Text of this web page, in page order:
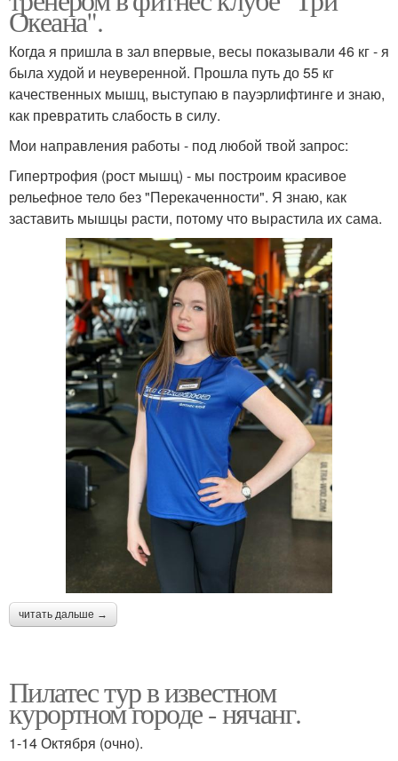
Океана".
Когда я пришла в зал впервые, весы показывали 46 кг - я
была худой и неуверенной. Прошла путь до 55 кг
качественных мышц, выступаю в пауэрлифтинге и знаю,
как превратить слабость в силу.
Мои направления работы - под любой твой запрос:
Гипертрофия (рост мышц) - мы построим красивое
рельефное тело без "Перекаченности". Я знаю, как
заставить мышцы расти, потому что вырастила их сама.
читать дальше →
Пилатес тур в известном
курортном городе - нячанг.
1-14 Октября (очно).